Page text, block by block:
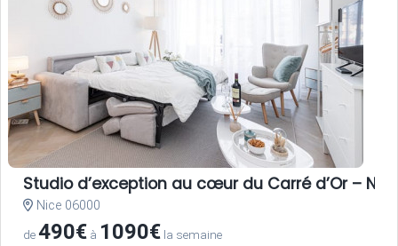
Studio d’exception au cœur du Carré d’Or –
Nice 06000
de490€ à 1090€ la semaine